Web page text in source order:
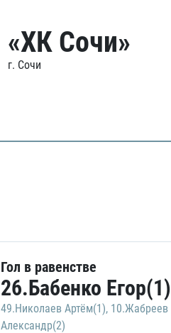
«ХК Сочи»
г. Сочи
Гол в равенстве
26.Бабенко Егор(1)
49.Николаев Артём(1), 10.Жабреев
Александр(2)